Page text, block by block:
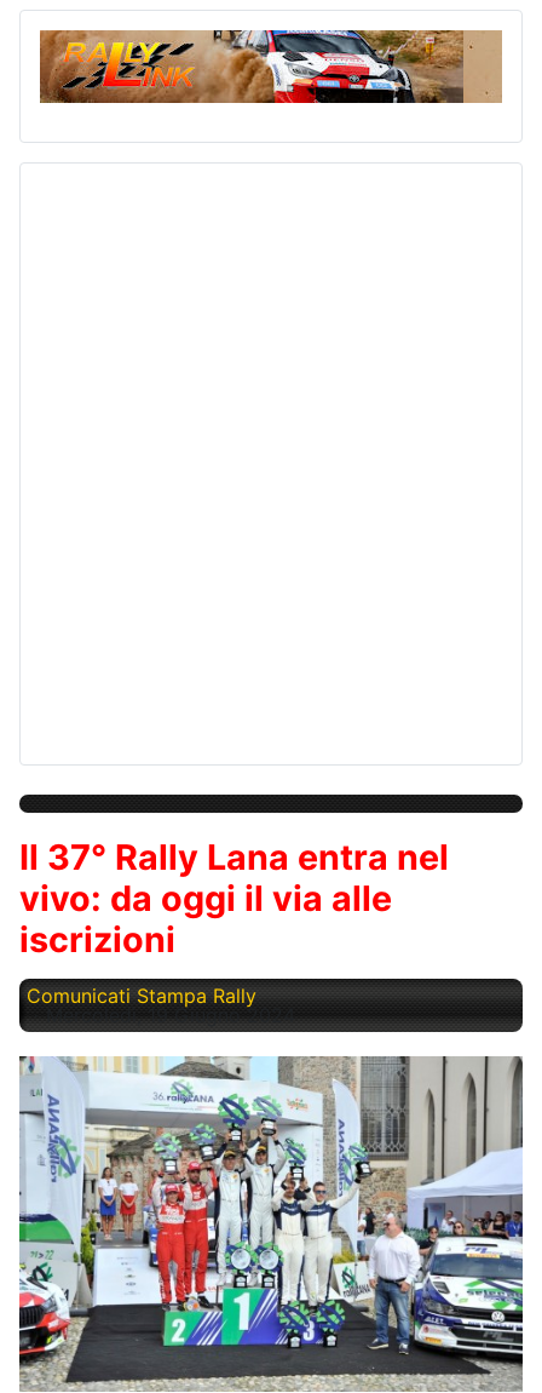
Il 37° Rally Lana entra nel
vivo: da oggi il via alle
iscrizioni
Comunicati Stampa Rally
Mercoledì, 19 Giugno 2024